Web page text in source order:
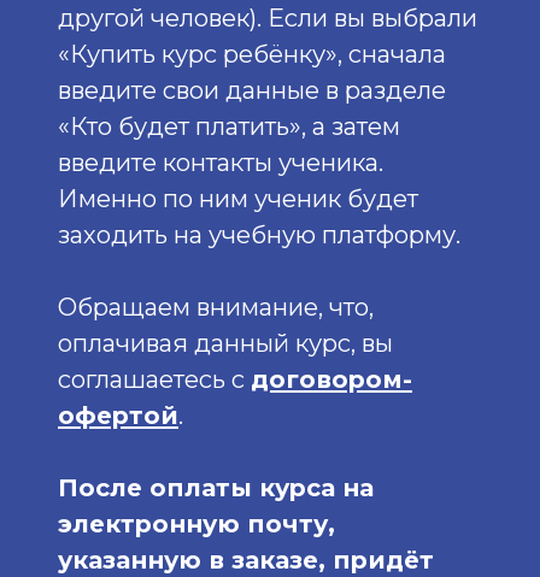
другой человек). Если вы выбрали
«Купить курс ребёнку», сначала
введите свои данные в разделе
«Кто будет платить», а затем
введите контакты ученика.
Именно по ним ученик будет
заходить на учебную платформу.
Обращаем внимание, что,
оплачивая данный курс, вы
соглашаетесь с договором-
офертой.
После оплаты курса на
электронную почту,
указанную в заказе, придёт